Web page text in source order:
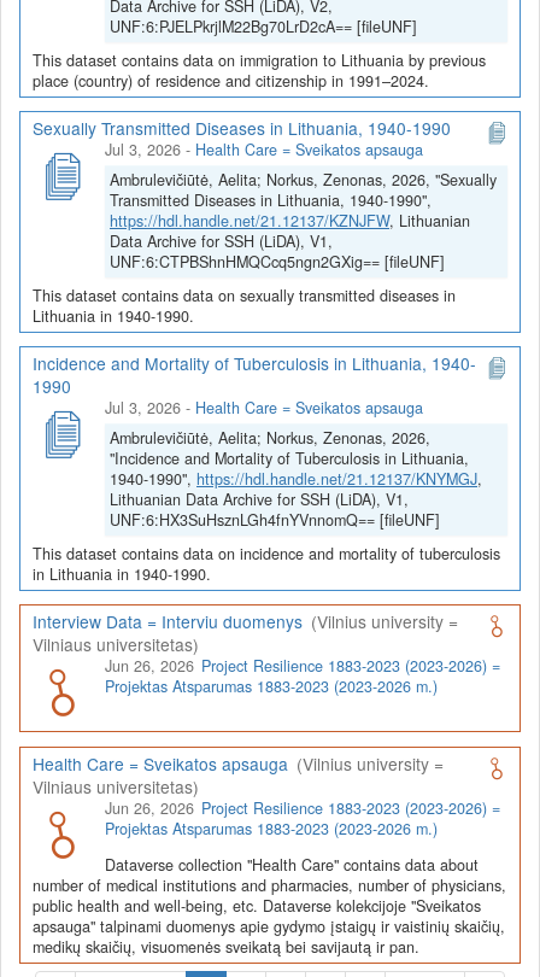
Data Archive for SSH (LiDA), V2,
UNF:6:PJELPkrjlM22Bg70LrD2cA== [fileUNF]
This dataset contains data on immigration to Lithuania by previous
place (country) of residence and citizenship in 1991–2024.
Sexually Transmitted Diseases in Lithuania, 1940-1990
Jul 3, 2026 - Health Care = Sveikatos apsauga
Ambrulevičiūtė, Aelita; Norkus, Zenonas, 2026, "Sexually
Transmitted Diseases in Lithuania, 1940-1990",
https://hdl.handle.net/21.12137/KZNJFW, Lithuanian
Data Archive for SSH (LiDA), V1,
UNF:6:CTPBShnHMQCcq5ngn2GXig== [fileUNF]
This dataset contains data on sexually transmitted diseases in
Lithuania in 1940-1990.
Incidence and Mortality of Tuberculosis in Lithuania, 1940-
1990
Jul 3, 2026 - Health Care = Sveikatos apsauga
Ambrulevičiūtė, Aelita; Norkus, Zenonas, 2026,
"Incidence and Mortality of Tuberculosis in Lithuania,
1940-1990", https://hdl.handle.net/21.12137/KNYMGJ,
Lithuanian Data Archive for SSH (LiDA), V1,
UNF:6:HX3SuHsznLGh4fnYVnnomQ== [fileUNF]
This dataset contains data on incidence and mortality of tuberculosis
in Lithuania in 1940-1990.
Interview Data = Interviu duomenys (Vilnius university =
Vilniaus universitetas)
Jun 26, 2026 Project Resilience 1883-2023 (2023-2026) =
Projektas Atsparumas 1883-2023 (2023-2026 m.)
Health Care = Sveikatos apsauga (Vilnius university =
Vilniaus universitetas)
Jun 26, 2026 Project Resilience 1883-2023 (2023-2026) =
Projektas Atsparumas 1883-2023 (2023-2026 m.)
Dataverse collection "Health Care" contains data about
number of medical institutions and pharmacies, number of physicians,
public health and well-being, etc. Dataverse kolekcijoje "Sveikatos
apsauga" talpinami duomenys apie gydymo įstaigų ir vaistinių skaičių,
medikų skaičių, visuomenės sveikatą bei savijautą ir pan.